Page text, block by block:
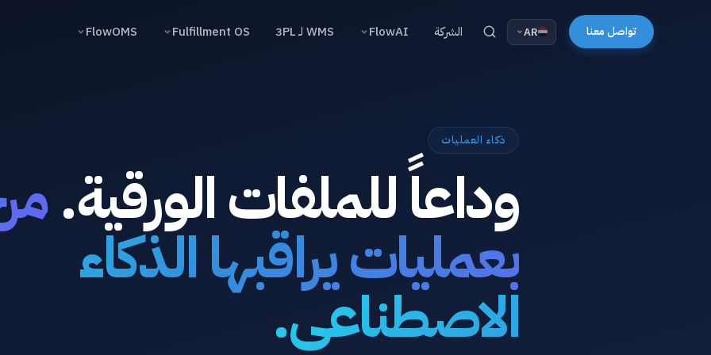
FlowOMS Fulfillment OS WMS لـ 3PL FlowAI الشركة AR تواصل معنا
ذكاء العمليات
وداعاً للملفات الورقية.
بعمليات يراقبها الذكاء
الاصطناعي.